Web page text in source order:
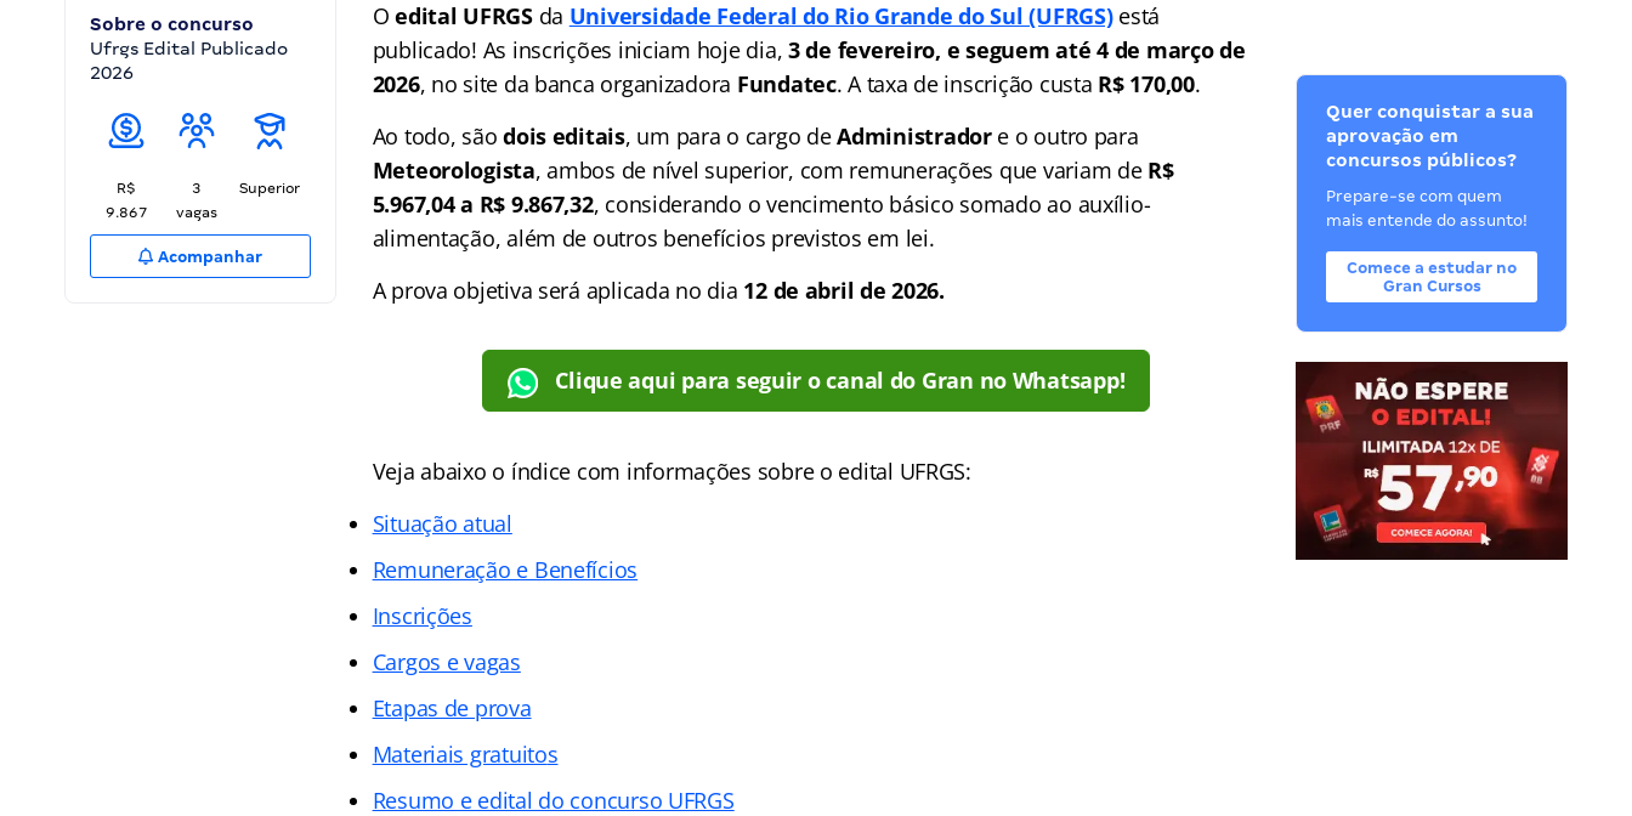
Sobre o concurso
Ufrgs Edital Publicado
2026
R$
9.867
3
vagas
Superior
Acompanhar
Oedital UFRGSda Universidade Federal do Rio Grande do Sul (UFRGS)está
publicado! As inscrições iniciam hoje dia, 3 de fevereiro, e seguem até 4 de março de
2026, no site da banca organizadora Fundatec. A taxa de inscrição custa R$ 170,00.
Ao todo, sãodois editais, um para o cargo deAdministrador e o outro para
Meteorologista, ambos de nível superior, com remunerações que variam de R$
5.967,04 a R$ 9.867,32, considerando o vencimento básico somado ao auxílio-
alimentação, além de outros benefícios previstos em lei.
A prova objetiva será aplicada no dia 12 de abril de 2026.
Clique aqui para seguir o canal do Gran no Whatsapp!
Veja abaixo o índice com informações sobre o edital UFRGS:
Situação atual
Remuneração e Benefícios
Inscrições
Cargos e vagas
Etapas de prova
Materiais gratuitos
Resumo e edital do concurso UFRGS
Quer conquistar a sua
aprovação em
concursos públicos?
Prepare-se com quem
mais entende do assunto!
Comece a estudar no
Gran Cursos